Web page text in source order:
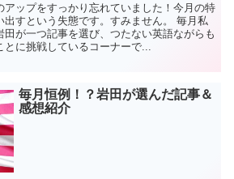
アップをすっかり忘れていました！今月の特
出すという失態です。すみません。 毎月私
田が一つ記事を選び、つたない英語ながらも
に挑戦しているコーナーで...
毎月恒例！？岩田が選んだ記事＆
感想紹介